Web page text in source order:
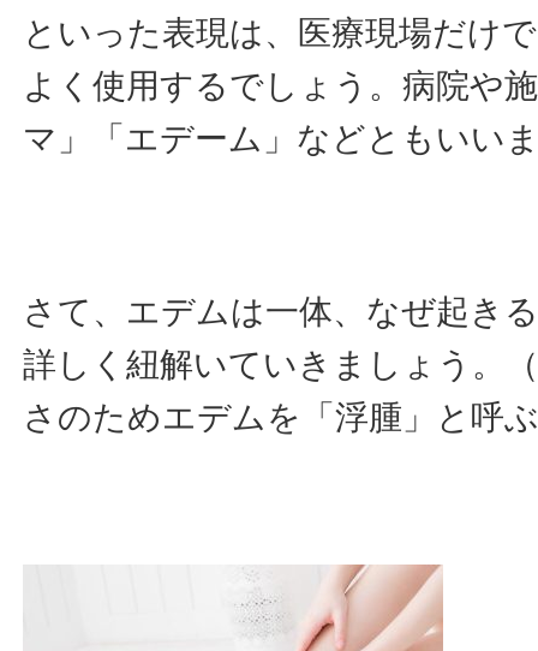
といった表現は、医療現場だけ
よく使用するでしょう。病院や
マ」「エデーム」などともいい
さて、エデムは一体、なぜ起き
詳しく紐解いていきましょう。
さのためエデムを「浮腫」と呼